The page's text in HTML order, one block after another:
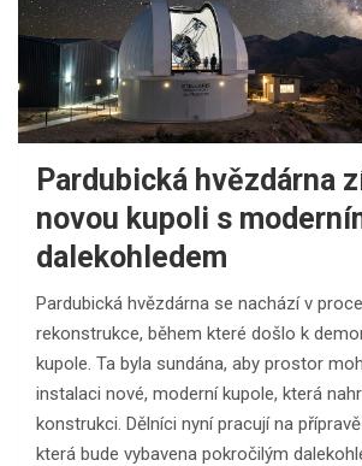
Pardubická hvězdárna
novou kupoli s
dalekohledem
Pardubická hvězdárna se nachází v
rekonstrukce, během které došlo k
kupole. Ta byla sundána, aby prostor
instalaci nové, moderní kupole, která
konstrukci. Dělníci nyní pracují na
která bude vybavena pokročilým